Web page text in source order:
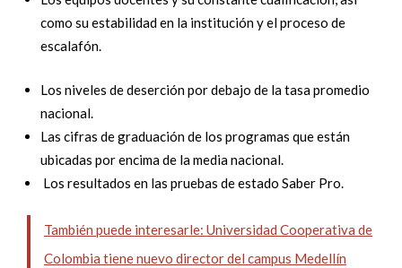
como su estabilidad en la institución y el proceso de
escalafón.
Los niveles de deserción por debajo de la tasa promedio
nacional.
Las cifras de graduación de los programas que están
ubicadas por encima de la media nacional.
Los resultados en las pruebas de estado Saber Pro.
También puede interesarle: Universidad Cooperativa de
Colombia tiene nuevo director del campus Medellín